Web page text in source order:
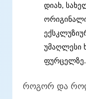
დიახ,
უმაღლესი
ფურცელზე.
როგორ და